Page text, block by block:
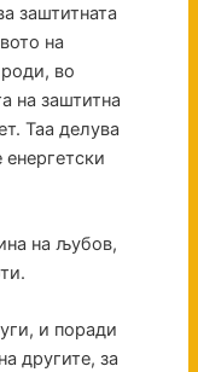
заштитната
на
во
на заштитна
Таа делува
енергетски
на љубов,
и поради
другите, за